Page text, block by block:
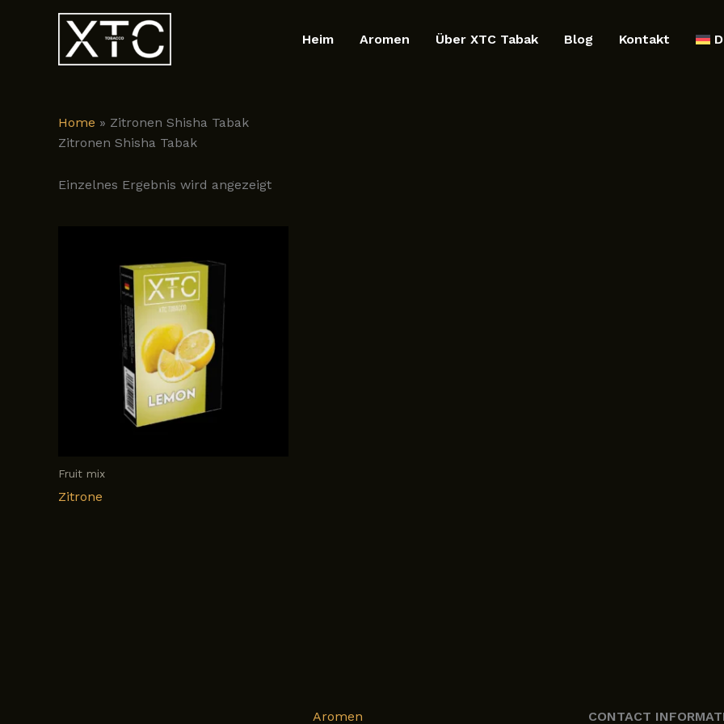
Heim Aromen Über XTC Tabak Blog Kontakt
Home » Zitronen Shisha Tabak
Zitronen Shisha Tabak
Einzelnes Ergebnis wird angezeigt
Fruit mix
Zitrone
Aromen CONTACT